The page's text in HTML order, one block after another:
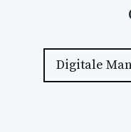
Digitale